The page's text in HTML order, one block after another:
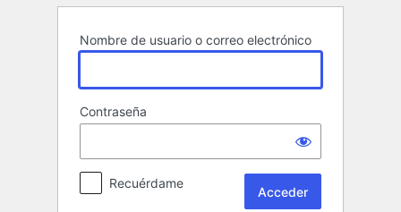
Nombre de usuario o correo electrónico
Contraseña
Recuérdame